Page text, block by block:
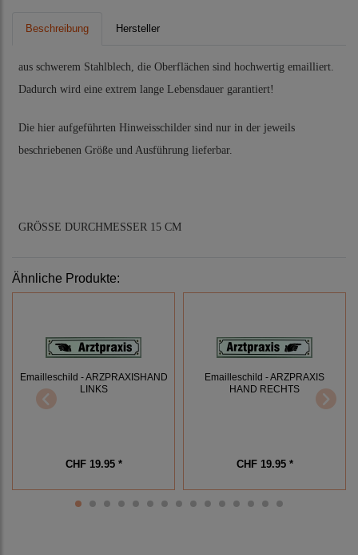
Beschreibung Hersteller
aus schwerem Stahlblech, die Oberflächen sind hochwertig emailliert.
Dadurch wird eine extrem lange Lebensdauer garantiert!
Die hier aufgeführten Hinweisschilder sind nur in der jeweils
beschriebenen Größe und Ausführung lieferbar.
GRÖSSE DURCHMESSER 15 CM
Ähnliche Produkte:
Emailleschild - ARZPRAXISHAND
LINKS
CHF 19.95 *
Emailleschild - ARZPRAXIS
HAND RECHTS
CHF 19.95 *